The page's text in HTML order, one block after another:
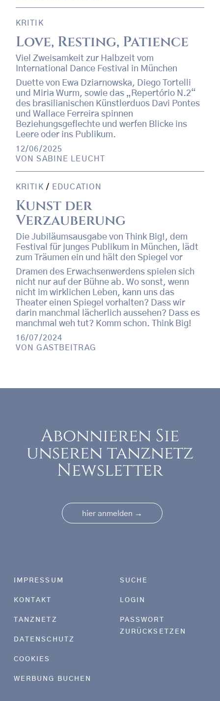
KRITIK
Love, Resting, Patience
Viel Zweisamkeit zur Halbzeit vom
International Dance Festival in München
Duette von Ewa Dziarnowska, Diego Tortelli
und Miria Wurm, sowie das „Repertório N.2“
des brasilianischen Künstlerduos Davi Pontes
und Wallace Ferreira spinnen
Beziehungsgeflechte und werfen Blicke ins
Leere oder ins Publikum.
12/06/2025
VON SABINE LEUCHT
KRITIK / EDUCATION
Kunst der
Verzauberung
Die Jubiläumsausgabe von Think Big!, dem
Festival für junges Publikum in München, lädt
zum Träumen ein und hält den Spiegel vor
Dramen des Erwachsenwerdens spielen sich
nicht nur auf der Bühne ab. Wo sonst, wenn
nicht im wirklichen Leben, kann uns das
Theater einen Spiegel vorhalten? Dass wir
darin manchmal lächerlich aussehen? Dass es
manchmal weh tut? Komm schon. Think Big!
16/07/2024
VONGASTBEITRAG
Abonnieren Sie
unseren tanznetz
Newsletter
hier anmelden →
Footer menu
IMPRESSUM
KONTAKT
TANZNETZ
DATENSCHUTZ
COOKIES
WERBUNG BUCHEN
SUCHE
LOGIN
PASSWORT
ZURÜCKSETZEN